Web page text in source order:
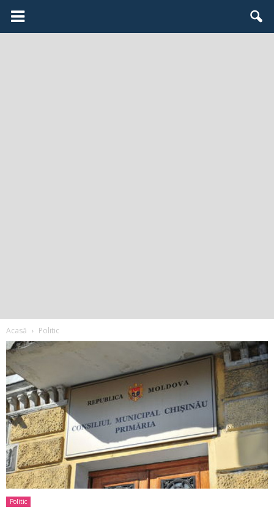
Acasă Politic
Politic